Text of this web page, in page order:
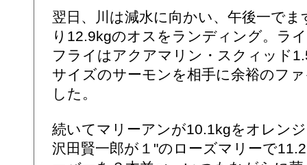
翌日、川は減水に向かい、午後一で
り12.9kgのオスをランディング。ラ
フライはアクアマリン・スクィッド
サイズのサーモンを相手に余裕のフ
した。
続いてマリーアンが10.1kgをオレン
沢田賢一郎が１"のローズマリーで